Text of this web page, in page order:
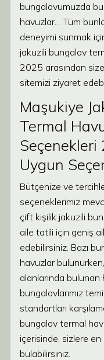
bungalovumuzda
havuzlar… Tüm
deneyimi sunmak
jakuzili bungalov
2025 arasından
sitemizi ziyaret
Maşukiye
Termal
Seçenekleri
Uygun
Bütçenize ve
seçeneklerimiz
çift kişilik jakuzili
aile tatili için geniş
edebilirsiniz. Bazı
havuzlar
alanlarında
bungalovlarımız
standartları
bungalov termal
içerisinde, sizlere
bulabilirsiniz.